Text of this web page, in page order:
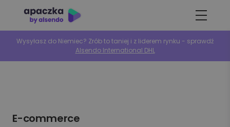
Wysyłasz do Niemiec? Zrób to taniej i z liderem rynku - sprawdź
Alsendo International DHL
E-commerce